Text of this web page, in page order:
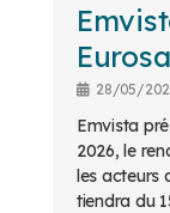
28/05/
Emvista
2026, le
les acteurs
tiendra du